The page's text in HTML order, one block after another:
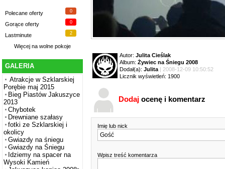
Polecane oferty 0
Gorące oferty 0
Lastminute 2
Więcej na wolne pokoje
GALERIA
Atrakcje w Szklarskiej
Porębie maj 2015
Bieg Piastów Jakuszyce
2013
Chybotek
Drewniane szałasy
fotki ze Szklarskiej i
okolicy
Gwiazdy na śniegu
Gwiazdy na Śniegu
Idziemy na spacer na
Wysoki Kamień
Autor: Julita Cieślak
Album: Żywiec na Śniegu 2008
Dodał(a): Julita | 2008-12-09 10:50:52
Licznik wyświetleń: 1900
Dodaj ocenę i komentarz
Imię lub nick
Wpisz treść komentarza